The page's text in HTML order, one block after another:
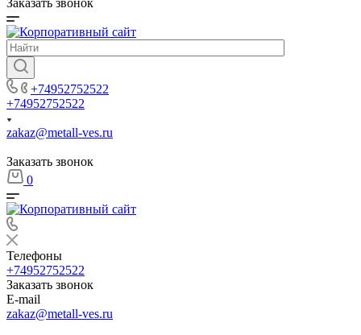
Заказать звонок
+74952752522
+74952752522
zakaz@metall-ves.ru
Заказать звонок
0
Телефоны
+74952752522
Заказать звонок
E-mail
zakaz@metall-ves.ru